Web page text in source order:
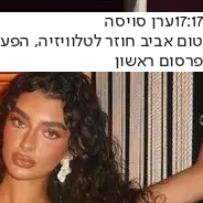
17:17ערן סויסה
טום אביב חוזר לטלוויזיה,
פרסום ראשון